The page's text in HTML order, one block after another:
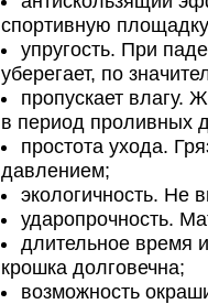
спортивную
упругость. При
уберегает, по
пропускает влагу.
в период проливных
простота ухода.
давлением;
экологичность. Не
ударопрочность.
длительное время
крошка долговечна;
возможность